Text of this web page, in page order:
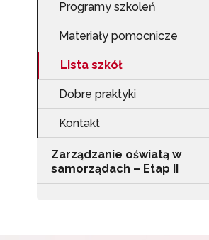
Programy szkoleń
Materiały pomocnicze
Lista szkół
Dobre praktyki
Kontakt
Zarządzanie oświatą w
samorządach – Etap II